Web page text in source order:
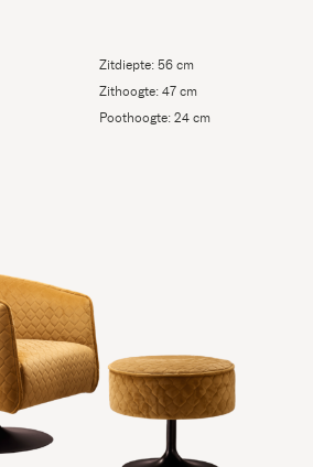
Zitdiepte: 56 cm
Zithoogte: 47 cm
Poothoogte: 24 cm